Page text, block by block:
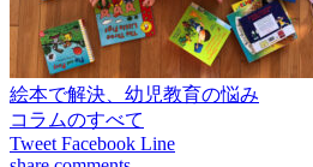
絵本で解決、幼児教育の悩み
コラムのすべて
Tweet Facebook Line